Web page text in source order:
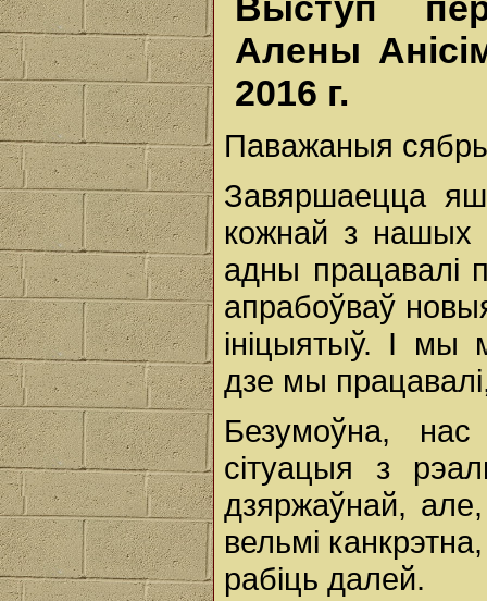
Алены
2016 г.
Паважаныя
Завяршаецца
кожнай з нашых
адны працавалі
апрабоўваў
ініцыятыў. І мы
дзе мы
Безумоўна,
сітуацыя з
дзяржаўнай,
вельмі
рабіць далей.